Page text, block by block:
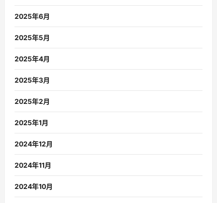
2025年6月
2025年5月
2025年4月
2025年3月
2025年2月
2025年1月
2024年12月
2024年11月
2024年10月